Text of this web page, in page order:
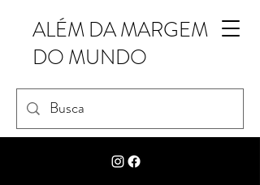
ALÉM DA MARGEM
DO MUNDO